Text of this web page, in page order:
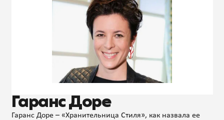
Гаранс Доре
Гаранс Доре – «Хранительница Стиля», как назвала ее